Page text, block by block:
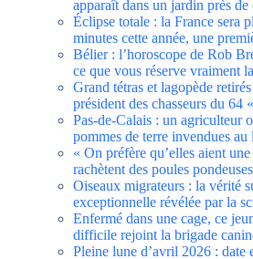
apparaît dans un jardin près de
Éclipse totale : la France sera
minutes cette année, une
Bélier : l’horoscope de Rob
ce que vous réserve vraiment
Grand tétras et lagopède
président des chasseurs du 64
Pas-de-Calais : un agriculteur
pommes de terre invendues au
« On préfère qu’elles aient
rachètent des poules
Oiseaux migrateurs : la vérité
exceptionnelle révélée par la
Enfermé dans une cage, ce
difficile rejoint la brigade
Pleine lune d’avril 2026 : date